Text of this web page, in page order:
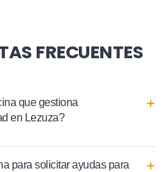
FRECUENTES
que gestiona
en Lezuza?
para solicitar ayudas para